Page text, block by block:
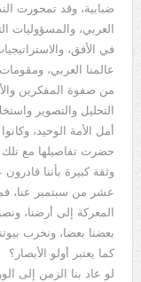
ضبابية، وقد تمحورت
العربي، والمسؤوليات
في الأفق،
عالمنا العربي،
من صفوة المفكرين
التحليل والتصوير
أمل الأمة الوحيد،
حضرت تفاصيلها مع تلك
وثقة كبيرة بأننا
عشر من سبتمبر عنا،
المعركة إلى أرضنا،
بعضنا بعضا، ونخرب
كما يعتبر أولو الأبصار؟
لو عاد بنا الزمن إلى